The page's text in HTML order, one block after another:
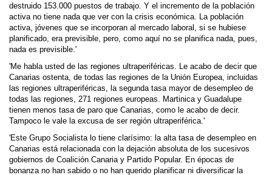
destruido 153.000 puestos de trabajo. Y el incremento de la población
activa no tiene nada que ver con la crisis económica. La población
activa, jóvenes que se incorporan al mercado laboral, si se hubiese
planificado, era previsible, pero, como aquí no se planifica nada, pues,
nada es previsible.'
'Me habla usted de las regiones ultraperiféricas. Le acabo de decir que
Canarias ostenta, de todas las regiones de la Unión Europea, incluidas
las regiones ultraperiféricas, la segunda tasa mayor de desempleo de
todas las regiones, 271 regiones europeas. Martinica y Guadalupe
tienen menos tasa de paro que Canarias, como le acabo de decir.
Tampoco le vale la excusa de ser región ultraperiférica.'
'Este Grupo Socialista lo tiene clarísimo: la alta tasa de desempleo en
Canarias está relacionada con la dejación absoluta de los sucesivos
gobiernos de Coalición Canaria y Partido Popular. En épocas de
bonanza no han sabido o no han querido planificar ni diversificar la